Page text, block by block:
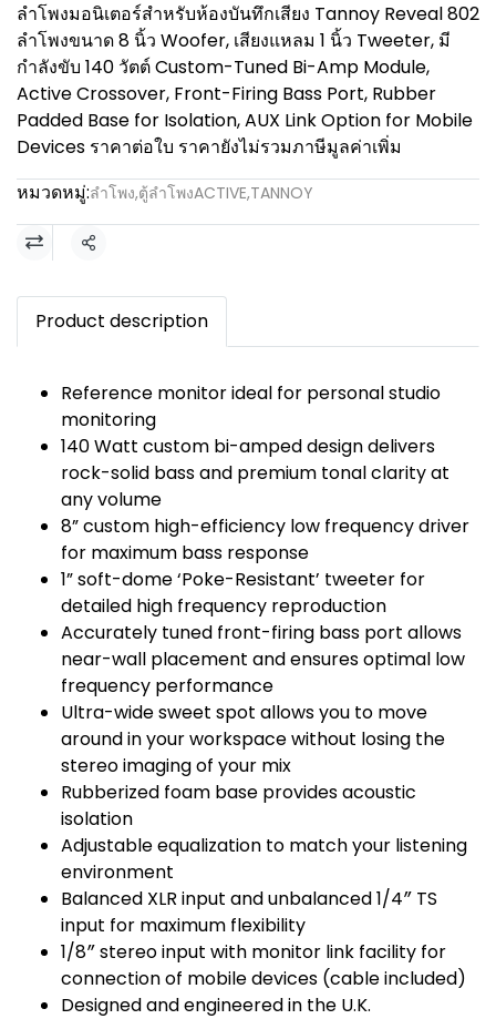
ลำโพงมอนิเตอร์สำหรับห้องบันทึกเสียง Tannoy Reveal 802
ลำโพงขนาด 8 นิ้ว Woofer, เสียงแหลม 1 นิ้ว Tweeter, มี
กำลังขับ 140 วัตต์ Custom-Tuned Bi-Amp Module,
Active Crossover, Front-Firing Bass Port, Rubber
Padded Base for Isolation, AUX Link Option for Mobile
Devices ราคาต่อใบ ราคายังไม่รวมภาษีมูลค่าเพิ่ม
หมวดหมู่:ลำโพง,ตู้ลำโพงACTIVE,TANNOY
แชร์
Product description
Reference monitor ideal for personal studio
monitoring
140 Watt custom bi-amped design delivers
rock-solid bass and premium tonal clarity at
any volume
8” custom high-efficiency low frequency driver
for maximum bass response
1” soft-dome ‘Poke-Resistant’ tweeter for
detailed high frequency reproduction
Accurately tuned front-firing bass port allows
near-wall placement and ensures optimal low
frequency performance
Ultra-wide sweet spot allows you to move
around in your workspace without losing the
stereo imaging of your mix
Rubberized foam base provides acoustic
isolation
Adjustable equalization to match your listening
environment
Balanced XLR input and unbalanced 1/4″ TS
input for maximum flexibility
1/8″ stereo input with monitor link facility for
connection of mobile devices (cable included)
Designed and engineered in the U.K.